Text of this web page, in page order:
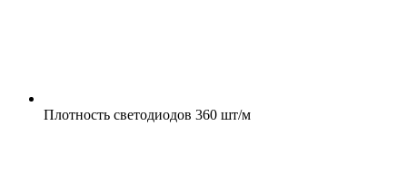
Плотность светодиодов 360 шт/м